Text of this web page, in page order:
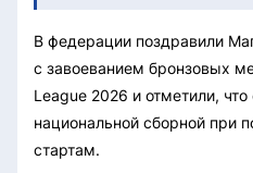
В федерации поздравили
с завоеванием бронзовых
League 2026 и отметили, что
национальной сборной при
стартам.